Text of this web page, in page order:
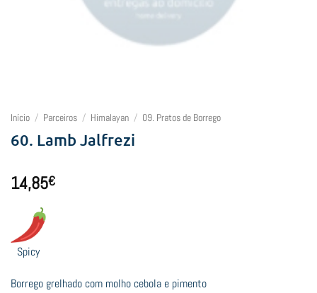
Início / Parceiros / Himalayan / 09. Pratos de Borrego
60. Lamb Jalfrezi
14,85€
Spicy
Borrego grelhado com molho cebola e pimento